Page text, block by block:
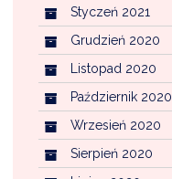
Styczeń 2021
Grudzień 2020
Listopad 2020
Październik 2020
Wrzesień 2020
Sierpień 2020